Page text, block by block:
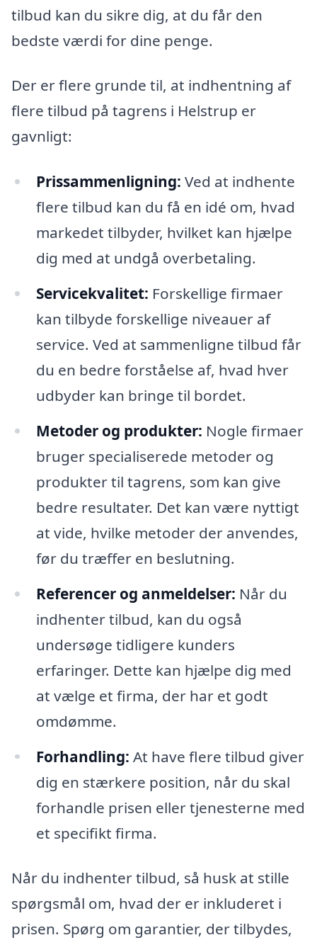
tilbud kan du sikre dig, at du får den
bedste værdi for dine penge.
Der er flere grunde til, at indhentning af
flere tilbud på tagrens i Helstrup er
gavnligt:
Prissammenligning: Ved at indhente
flere tilbud kan du få en idé om, hvad
markedet tilbyder, hvilket kan hjælpe
dig med at undgå overbetaling.
Servicekvalitet: Forskellige firmaer
kan tilbyde forskellige niveauer af
service. Ved at sammenligne tilbud får
du en bedre forståelse af, hvad hver
udbyder kan bringe til bordet.
Metoder og produkter: Nogle firmaer
bruger specialiserede metoder og
produkter til tagrens, som kan give
bedre resultater. Det kan være nyttigt
at vide, hvilke metoder der anvendes,
før du træffer en beslutning.
Referencer og anmeldelser: Når du
indhenter tilbud, kan du også
undersøge tidligere kunders
erfaringer. Dette kan hjælpe dig med
at vælge et firma, der har et godt
omdømme.
Forhandling: At have flere tilbud giver
dig en stærkere position, når du skal
forhandle prisen eller tjenesterne med
et specifikt firma.
Når du indhenter tilbud, så husk at stille
spørgsmål om, hvad der er inkluderet i
prisen. Spørg om garantier, der tilbydes,